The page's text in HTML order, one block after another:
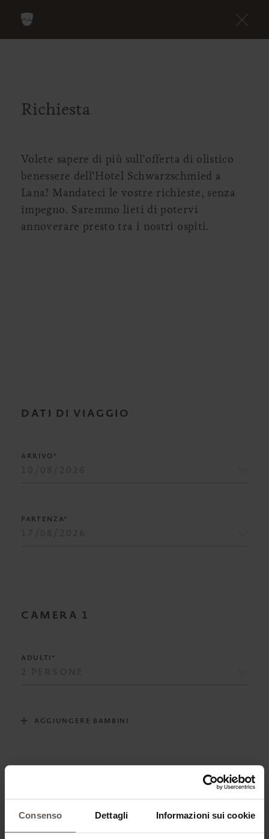
Consenso Dettagli Informazioni sui cookie
Richiesta
Volete sapere di più sull’offerta di olistico
benessere dell’Hotel Schwarzschmied a
Lana? Mandateci le vostre richieste, senza
impegno. Saremmo lieti di potervi
annoverare presto tra i nostri ospiti.
DATI DI VIAGGIO
ARRIVO*
PARTENZA*
CAMERA 1
ADULTI*
AGGIUNGERE BAMBINI
RISTORAZIONE*
TIPO DI CAMERA*